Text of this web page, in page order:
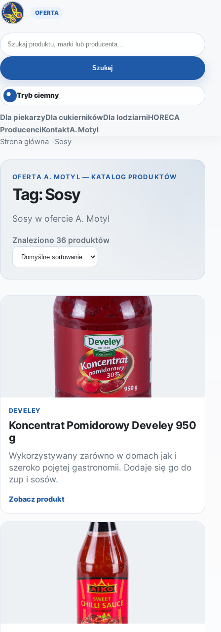
Oferta A. Motyl
Szukaj produktów
Szukaj
Tryb ciemny
Dla piekarzyDla cukiernikówDla lodziarniHORECA
ProducenciKontaktA. Motyl
Strona główna Sosy
OFERTA A. MOTYL — KATALOG PRODUKTÓW
Tag:Sosy
Sosy w ofercie A. Motyl
Znaleziono 36 produktów
Sortuj produkty
DEVELEY
Koncentrat Pomidorowy Develey 950
g
Wykorzystywany zarówno w domach jak i
szeroko pojętej gastronomii. Dodaje się go do
zup i sosów.
Zobacz produkt